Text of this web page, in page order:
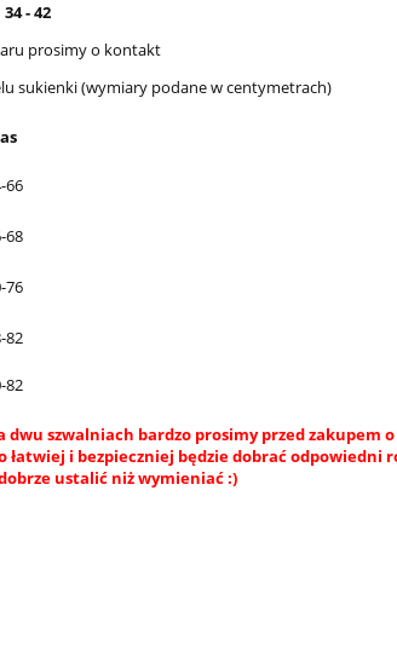
34 - 42
prosimy o kontakt
sukienki (wymiary podane w centymetrach)
66
68
76
82
82
dwu szwalniach bardzo prosimy przed
łatwiej i bezpieczniej będzie dobrać
ustalić niż wymieniać :)